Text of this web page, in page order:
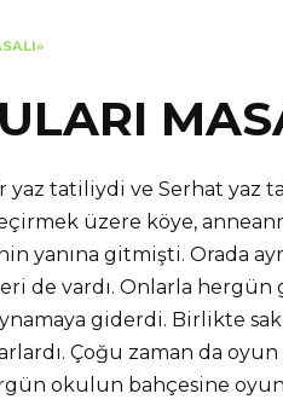
yaz tatiliydi ve Serhat yaz
üzere köye,
yanına gitmişti. Orada
de vardı. Onlarla hergün
giderdi. Birlikte
Çoğu zaman da
okulun bahçesine